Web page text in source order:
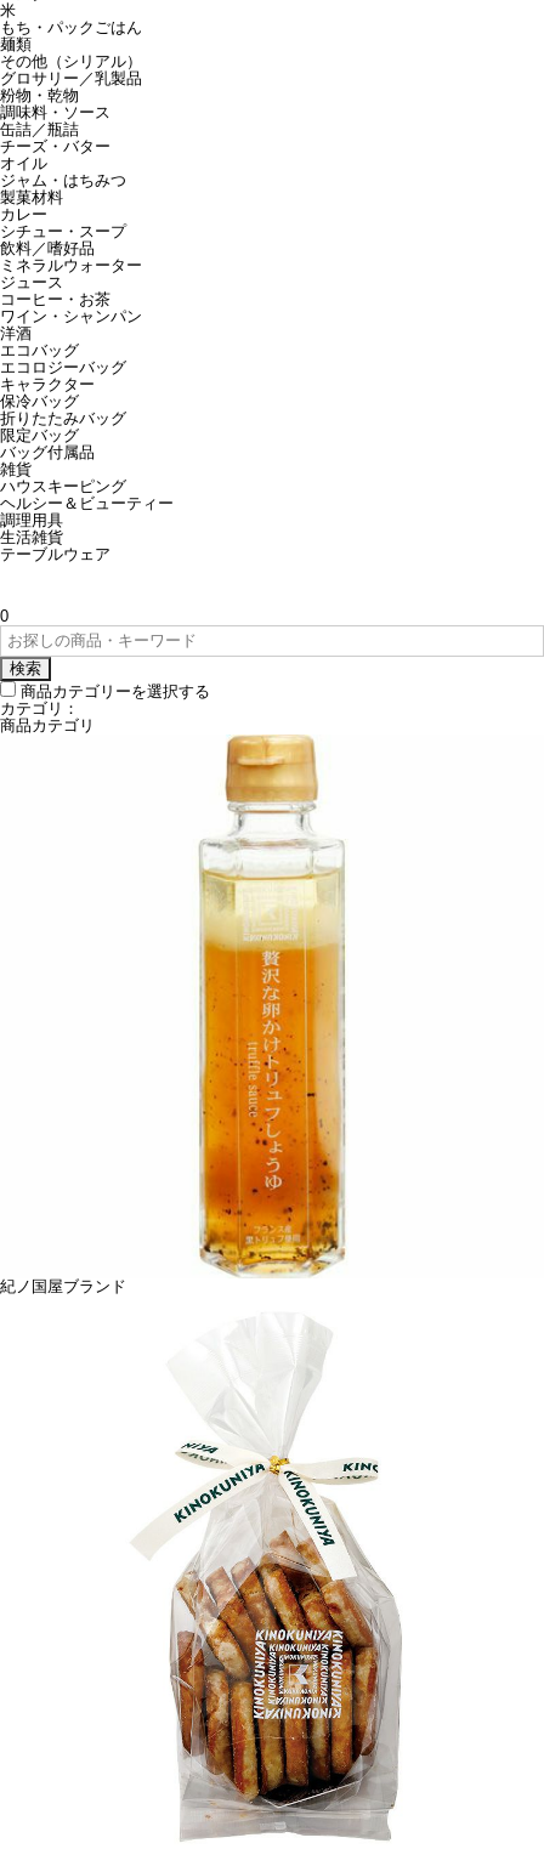
米
もち・パックごはん
麺類
その他（シリアル）
グロサリー／乳製品
粉物・乾物
調味料・ソース
缶詰／瓶詰
チーズ・バター
オイル
ジャム・はちみつ
製菓材料
カレー
シチュー・スープ
飲料／嗜好品
ミネラルウォーター
ジュース
コーヒー・お茶
ワイン・シャンパン
洋酒
エコバッグ
エコロジーバッグ
キャラクター
保冷バッグ
折りたたみバッグ
限定バッグ
バッグ付属品
雑貨
ハウスキーピング
ヘルシー＆ビューティー
調理用具
生活雑貨
テーブルウェア
0
検索
商品カテゴリーを選択する
カテゴリ：
商品カテゴリ
紀ノ国屋ブランド